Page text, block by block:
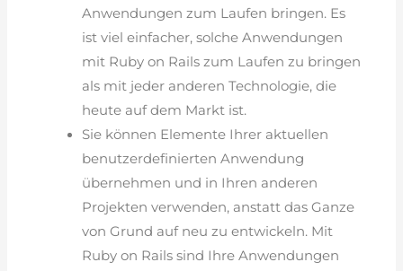
Anwendungen zum Laufen bringen. Es
ist viel einfacher, solche Anwendungen
mit Ruby on Rails zum Laufen zu bringen
als mit jeder anderen Technologie, die
heute auf dem Markt ist.
Sie können Elemente Ihrer aktuellen
benutzerdefinierten Anwendung
übernehmen und in Ihren anderen
Projekten verwenden, anstatt das Ganze
von Grund auf neu zu entwickeln. Mit
Ruby on Rails sind Ihre Anwendungen